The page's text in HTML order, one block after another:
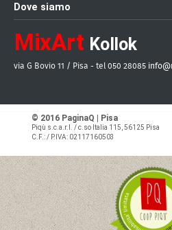
Dove siamo
MixArt Kollok
via G Bovio 11 / Pisa - tel 050 28085
© 2016 PaginaQ | Pisa
Piqù s.c.a.r.l. / c.so Italia 115, 56125 Pisa
C.F.: / P.IVA: 02117160503